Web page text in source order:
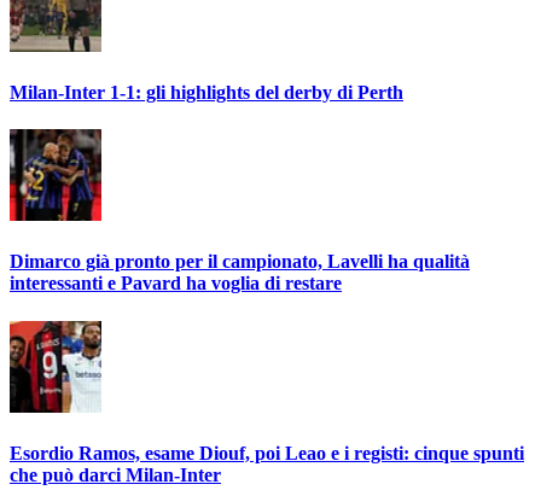
Milan-Inter 1-1: gli highlights del derby di Perth
Dimarco già pronto per il campionato, Lavelli ha qualità
interessanti e Pavard ha voglia di restare
Esordio Ramos, esame Diouf, poi Leao e i registi: cinque spunti
che può darci Milan-Inter